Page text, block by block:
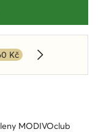
Kč
Dowiedz się
MODIVOclub